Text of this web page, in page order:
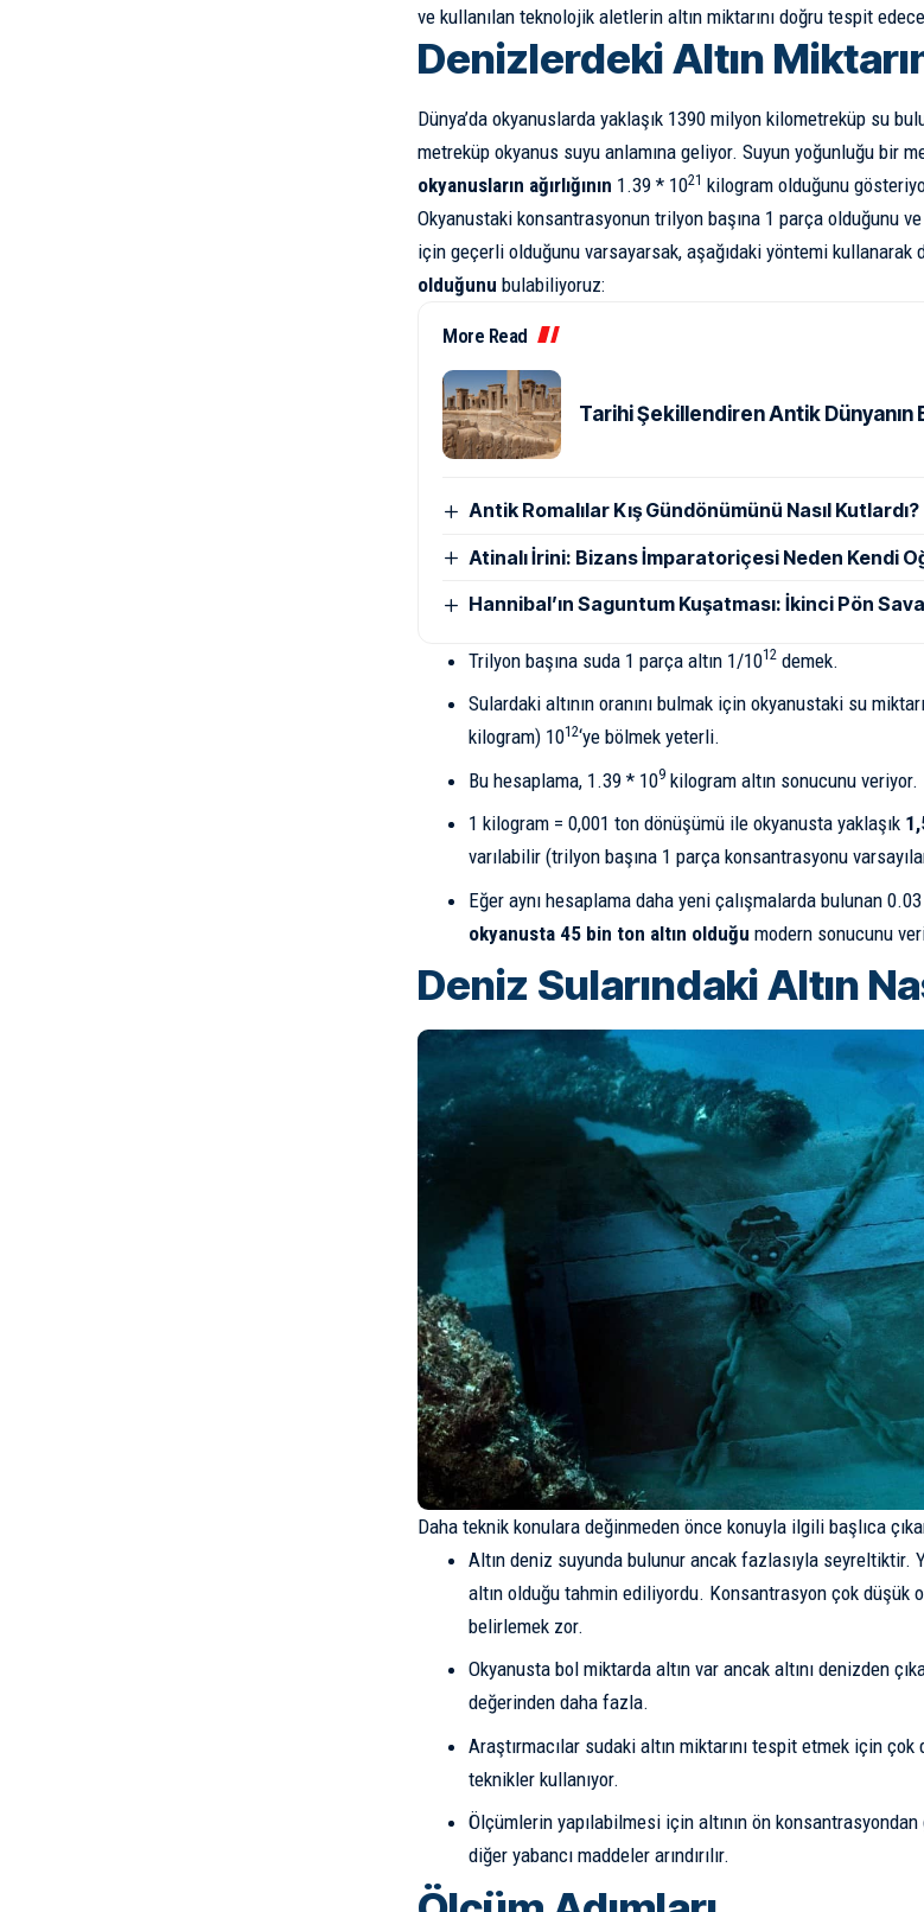
ve kullanılan teknolojik aletlerin altın miktarını doğru tespit
Denizlerdeki Altın
Dünya’da okyanuslarda yaklaşık 1390 milyon kilometreküp su
metreküp okyanus suyu anlamına geliyor. Suyun yoğunluğu bir
okyanusların ağırlığının 1.39 * 1021 kilogram olduğunu
Okyanustaki konsantrasyonun trilyon başına 1 parça olduğunu
için geçerli olduğunu varsayarsak, aşağıdaki yöntemi kullanarak
olduğunu bulabiliyoruz:
More Read
Tarihi Şekillendiren Antik Dünyanın
Antik Romalılar Kış Gündönümünü Nasıl Kutlardı?
Atinalı İrini: Bizans İmparatoriçesi Neden Kendi
Hannibal’ın Saguntum Kuşatması: İkinci Pön
Trilyon başına suda 1 parça altın 1/1012demek.
Sulardaki altının oranını bulmak için okyanustaki su
kilogram) 1012‘ye bölmek yeterli.
Bu hesaplama, 1.39 * 109kilogram altın sonucunu veriyor.
1 kilogram = 0,001 ton dönüşümü ile okyanusta yaklaşık
varılabilir (trilyon başına 1 parça konsantrasyonu
Eğer aynı hesaplama daha yeni çalışmalarda bulunan
okyanusta 45 bin ton altın olduğu modern sonucunu
Deniz Sularındaki Altın
Daha teknik konulara değinmeden önce konuyla ilgili başlıca
Altın deniz suyunda bulunur ancak fazlasıyla seyreltiktir.
altın olduğu tahmin ediliyordu. Konsantrasyon çok düşük
belirlemek zor.
Okyanusta bol miktarda altın var ancak altını denizden
değerinden daha fazla.
Araştırmacılar sudaki altın miktarını tespit etmek için
teknikler kullanıyor.
Ölçümlerin yapılabilmesi için altının ön
diğer yabancı maddeler arındırılır.